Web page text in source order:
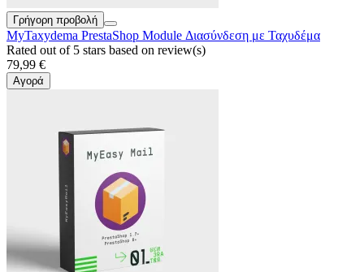
Γρήγορη προβολή
MyTaxydema PrestaShop Module Διασύνδεση με Ταχυδέμα
Rated out of 5 stars based on review(s)
79,99 €
Αγορά